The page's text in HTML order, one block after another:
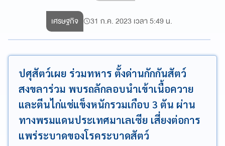
เศรษฐกิจ 31 ก.ค. 2023 เวลา 5:49 น.
ปศุสัตว์เผย ร่วมทหาร ตั้งด่านกักกันสัตว์
สงขลาร่วม พบรถลักลอบนำเข้าเนื้อควาย
และตีนไก่แช่แข็งหนักรวมเกือบ 3 ตัน ผ่าน
ทางพรมแดนประเทศมาเลเซีย เสี่ยงต่อการ
แพร่ระบาดของโรคระบาดสัตว์